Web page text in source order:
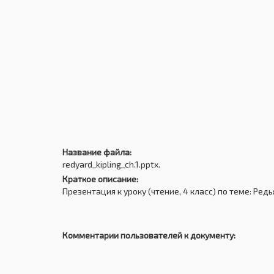
Название файла:
redyard_kipling_ch.1.pptx.
Краткое описание:
Презентация к уроку (чтение, 4 класс) по теме:
Комментарии пользователей к документу: